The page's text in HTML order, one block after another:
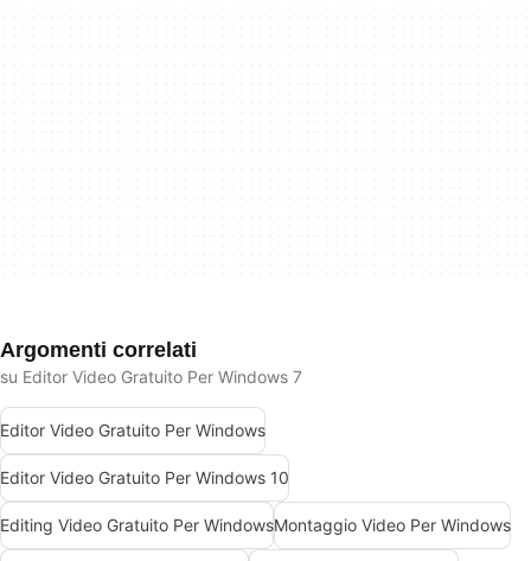
Argomenti correlati
su Editor Video Gratuito Per Windows 7
Editor Video Gratuito Per Windows
Editor Video Gratuito Per Windows 10
Editing Video Gratuito Per WindowsMontaggio Video Per Windows